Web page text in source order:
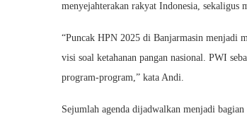
menyejahterakan rakyat Indonesia, sekaligus
“Puncak HPN 2025 di Banjarmasin menjadi
visi soal ketahanan pangan nasional. PWI
program-program,” kata Andi.
Sejumlah agenda dijadwalkan menjadi